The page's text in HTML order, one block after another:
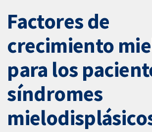
Factores de
crecimiento
para los
síndromes